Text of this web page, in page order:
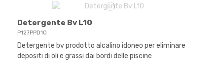
Detergente Bv L10
P127PPD10
Detergente bv prodotto alcalino idoneo per eliminare
depositi di oli e grassi dai bordi delle piscine